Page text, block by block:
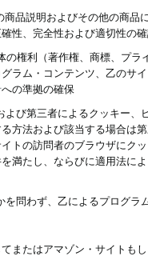
品説明およびその他の商
性、完全性および適切性の
の権利（著作権、商標、プ
ラム・コンテンツ、乙のサ
への準拠の確保
び第三者によるクッキー
方法および該当する場合は
トの訪問者のブラウザにク
満たし、ならびに適用法に
を問わず、乙によるプログ
またはアマゾン・サイトも